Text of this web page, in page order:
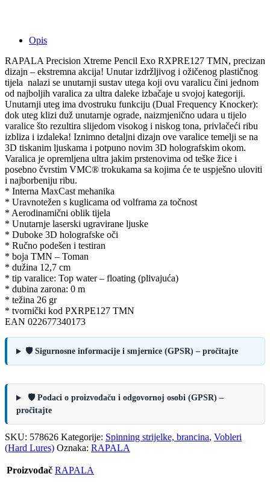
Opis
RAPALA Precision Xtreme Pencil Exo RXPRE127 TMN, precizan
dizajn – ekstremna akcija! Unutar izdržljivog i ožičenog plastičnog
tijela nalazi se unutarnji sustav utega koji ovu varalicu čini jednom
od najboljih varalica za ultra daleke izbačaje u svojoj kategoriji.
Unutarnji uteg ima dvostruku funkciju (Dual Frequency Knocker):
dok uteg klizi duž unutarnje ograde, naizmjenično udara u tijelo
varalice što rezultira slijedom visokog i niskog tona, privlačeći ribu
izbliza i izdaleka! Iznimno detaljni dizajn ove varalice temelji se na
3D tiskanim ljuskama i potpuno novim 3D holografskim okom.
Varalica je opremljena ultra jakim prstenovima od teške žice i
posebno čvrstim VMC® trokukama sa kojima će te uspješno uloviti
i najborbeniju ribu.
* Interna MaxCast mehanika
* Uravnotežen s kuglicama od volframa za točnost
* Aerodinamični oblik tijela
* Unutarnje laserski ugravirane ljuske
* Duboke 3D holografske oči
* Ručno podešen i testiran
* boja TMN – Toman
* dužina 12,7 cm
* tip varalice: Top water – floating (plivajuća)
* dubina zarona: 0 m
* težina 26 gr
* tvornički kod PXRPE127 TMN
EAN 022677340173
🛡️ Sigurnosne informacije i smjernice (GPSR) – pročitajte
🛡️ Podaci o proizvođaču i odgovornoj osobi (GPSR) –
pročitajte
SKU: 578626 Kategorije: Spinning strijelke, brancina, Vobleri
(Hard Lures) Oznaka: RAPALA
Proizvođač RAPALA